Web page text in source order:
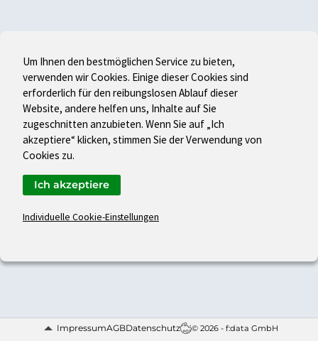
ImpressumAGBDatenschutz © 2026 - f:data GmbH
Um Ihnen den bestmöglichen Service zu bieten,
verwenden wir Cookies. Einige dieser Cookies sind
erforderlich für den reibungslosen Ablauf dieser
Website, andere helfen uns, Inhalte auf Sie
zugeschnitten anzubieten. Wenn Sie auf „Ich
akzeptiere“ klicken, stimmen Sie der Verwendung von
Cookies zu.
Individuelle Cookie-Einstellungen
Ich akzeptiere